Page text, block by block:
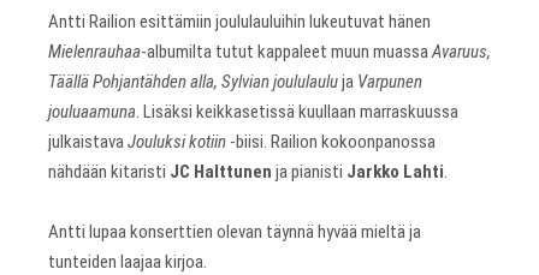
Antti Railion esittämiin joululauluihin lukeutuvat hänen
Mielenrauhaa-albumilta tutut kappaleet muun muassaAvaruus,
Täällä Pohjantähden alla, Sylvian joululauluja Varpunen
jouluaamuna. Lisäksi keikkasetissä kuullaan marraskuussa
julkaistavaJouluksi kotiin -biisi. Railion kokoonpanossa
nähdään kitaristi JC Halttunen ja pianisti Jarkko Lahti.
Antti lupaa konserttien olevan täynnä hyvää mieltä ja
tunteiden laajaa kirjoa.